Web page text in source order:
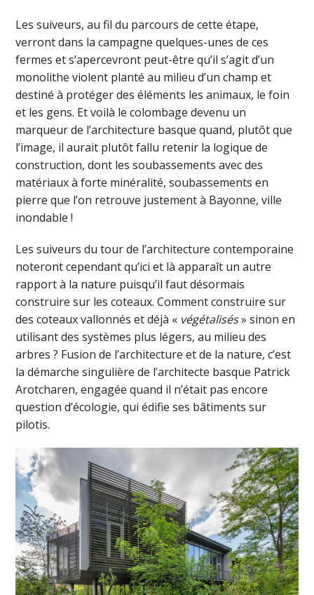
Les suiveurs, au fil du parcours de cette étape,
verront dans la campagne quelques-unes de ces
fermes et s’apercevront peut-être qu’il s’agit d’un
monolithe violent planté au milieu d’un champ et
destiné à protéger des éléments les animaux, le foin
et les gens. Et voilà le colombage devenu un
marqueur de l’architecture basque quand, plutôt que
l’image, il aurait plutôt fallu retenir la logique de
construction, dont les soubassements avec des
matériaux à forte minéralité, soubassements en
pierre que l’on retrouve justement à Bayonne, ville
inondable !
Les suiveurs du tour de l’architecture contemporaine
noteront cependant qu’ici et là apparaît un autre
rapport à la nature puisqu’il faut désormais
construire sur les coteaux. Comment construire sur
des coteaux vallonnés et déjà « végétalisés» sinon en
utilisant des systèmes plus légers, au milieu des
arbres ? Fusion de l’architecture et de la nature, c’est
la démarche singulière de l’architecte basque Patrick
Arotcharen, engagée quand il n’était pas encore
question d’écologie, qui édifie ses bâtiments sur
pilotis.